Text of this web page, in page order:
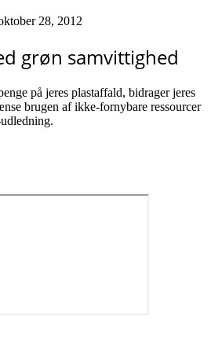
28, 2012
grøn samvittighed
på jeres plastaffald, bidrager jeres
brugen af ikke-fornybare ressourcer